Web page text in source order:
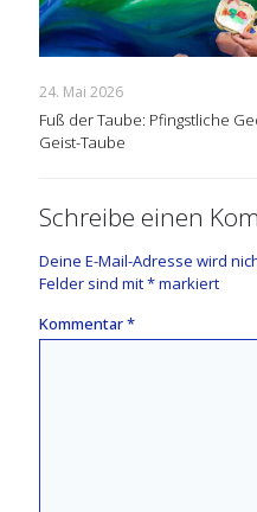
24. Mai 2026
Fuß der Taube: Pfingstliche
Geist-Taube
Schreibe einen
Deine E-Mail-Adresse wird
Felder sind mit*markiert
Kommentar*